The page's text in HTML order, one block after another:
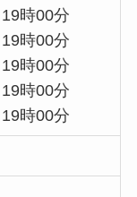
時00分
時00分
時00分
時00分
時00分